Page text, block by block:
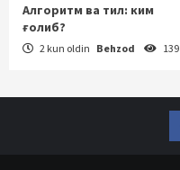
Алгоритм ва тил: ким
ғолиб?
2 kun oldin Behzod 139